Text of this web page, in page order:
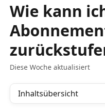
Wie kann
Diese Woche aktualisiert
Inhaltsübersicht